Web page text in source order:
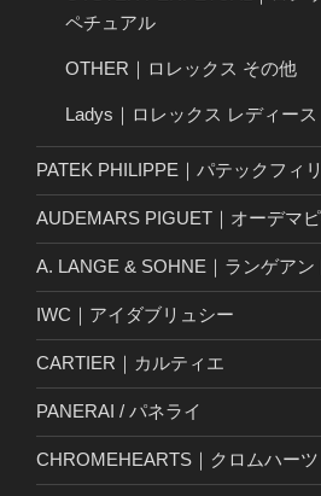
ペチュアル
OTHER｜ロレックス その他
Ladys｜ロレックス レディース
PATEK PHILIPPE｜パテックフィ
AUDEMARS PIGUET｜オーデマ
A. LANGE & SOHNE｜ランゲアン
IWC｜アイダブリュシー
CARTIER｜カルティエ
PANERAI / パネライ
CHROMEHEARTS｜クロムハーツ